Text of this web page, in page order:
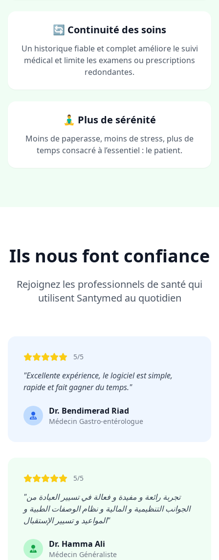
🔄 Continuité des soins
Un historique fiable et complet améliore le suivi
médical et limite les examens ou prescriptions
redondantes.
🧘‍♂️ Plus de sérénité
Moins de paperasse, moins de stress, plus de
temps consacré à l’essentiel : le patient.
Ils nous font confiance
Rejoignez les professionnels de santé qui
utilisent Santymed au quotidien
5/5
"Excellente expérience, le logiciel est simple,
rapide et fait gagner du temps."
Dr. Bendimerad Riad
Médecin Gastro-entérologue
5/5
"تجربة رائعة و مفيدة و فعالة في تسيير العيادة من
الجوانب التنظيمية و المالية و نظام الوصفات الطبية و
المواعيد و تسيير الإستقبال"
Dr. Hamma Ali
Médecin Généraliste